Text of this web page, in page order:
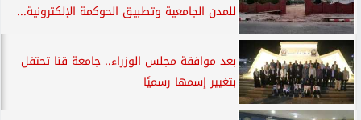
للمدن الجامعية وتطبيق الحوكمة الإلكترونية...
بعد موافقة مجلس الوزراء.. جامعة قنا تحتفل
بتغيير إسمها رسميًا